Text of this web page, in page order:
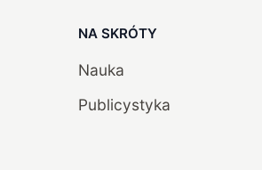
NA SKRÓTY
Nauka
Publicystyka